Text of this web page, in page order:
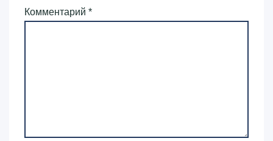
Комментарий *